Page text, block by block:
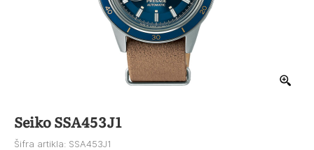
Seiko SSA453J1
Šifra artikla: SSA453J1